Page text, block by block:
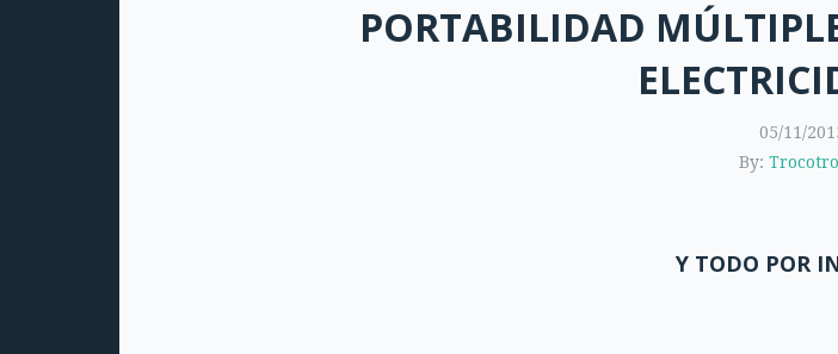
PORTABILIDAD
05/11/
By:
Y TODO POR